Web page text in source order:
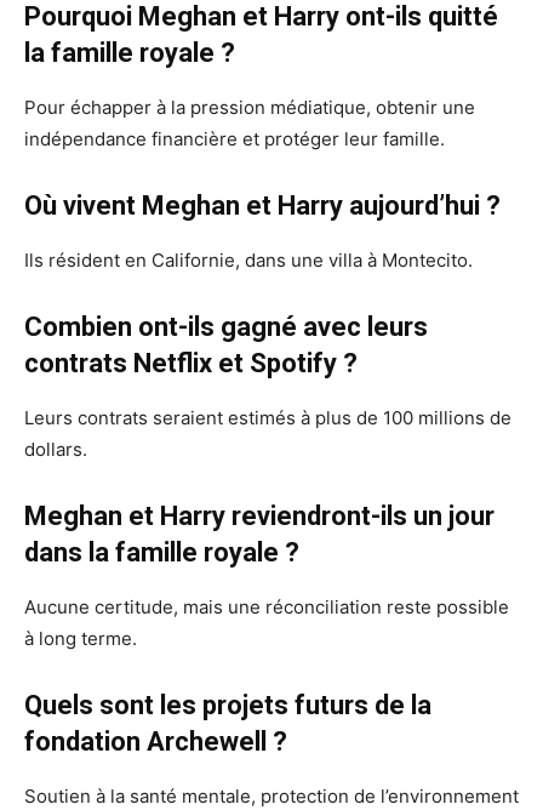
Pourquoi Meghan et Harry ont-ils quitté
la famille royale ?
Pour échapper à la pression médiatique, obtenir une
indépendance financière et protéger leur famille.
Où vivent Meghan et Harry aujourd’hui ?
Ils résident en Californie, dans une villa à Montecito.
Combien ont-ils gagné avec leurs
contrats Netflix et Spotify ?
Leurs contrats seraient estimés à plus de 100 millions de
dollars.
Meghan et Harry reviendront-ils un jour
dans la famille royale ?
Aucune certitude, mais une réconciliation reste possible
à long terme.
Quels sont les projets futurs de la
fondation Archewell ?
Soutien à la santé mentale, protection de l’environnement